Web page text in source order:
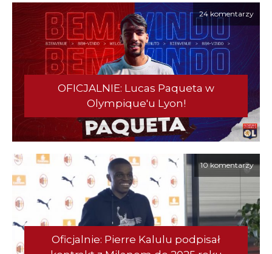
24 komentarzy
OFICJALNIE: Lucas Paqueta w
Olympique'u Lyon!
10 komentarzy
Oficjalnie: Pierre Kalulu podpisał